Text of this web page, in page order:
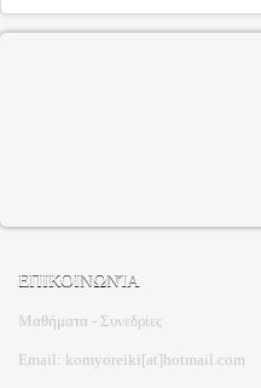
ΕΠΙΚΟΙΝΩΝΊΑ
Μαθήματα - Συνεδρίες
Email: komyoreiki[at]hotmail.com